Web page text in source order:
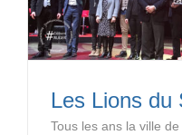
Les Lions du
Tous les ans la ville